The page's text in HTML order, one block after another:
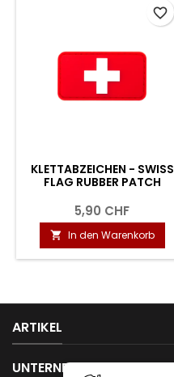
KLETTABZEICHEN - SWISS
FLAG RUBBER PATCH
5,90 CHF
 In den Warenkorb
favorite_border
ARTIKEL
UNTERNEHMEN